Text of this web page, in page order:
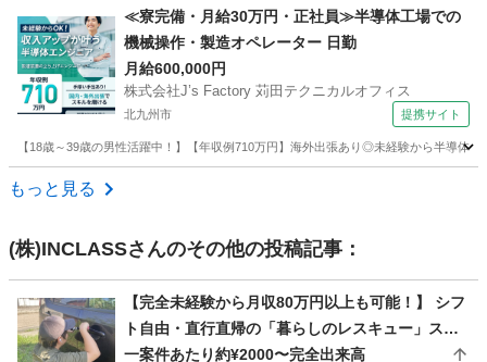
その他 スタッフ
≪寮完備・月給30万円・正社員≫半導体工場での
機械操作・製造オペレーター 日勤
月給600,000円
株式会社J’s Factory 苅田テクニカルオフィス
北九州市 提携サイト
【18歳～39歳の男性活躍中！】【年収例710万円】海外出張あり◎未経験から半導体
福岡 北九州市
もっと見る
(株)INCLASSさんのその他の投稿記事：
【完全未経験から月収80万円以上も可能！】 シフ
ト自由・直行直帰の「暮らしのレスキュー」スタ
ッフ大募集！
一案件あたり約¥2000〜完全出来高